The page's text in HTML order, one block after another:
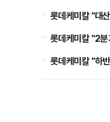
롯데케미칼 "대
롯데케미칼 "2
롯데케미칼 "하